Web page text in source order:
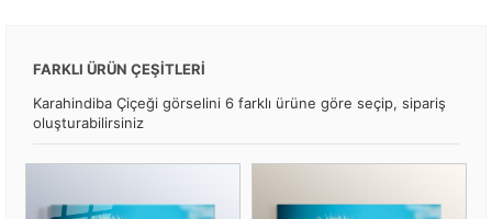
FARKLI ÜRÜN ÇEŞİTLERİ
Karahindiba Çiçeği görselini 6 farklı ürüne göre seçip, sipariş
oluşturabilirsiniz